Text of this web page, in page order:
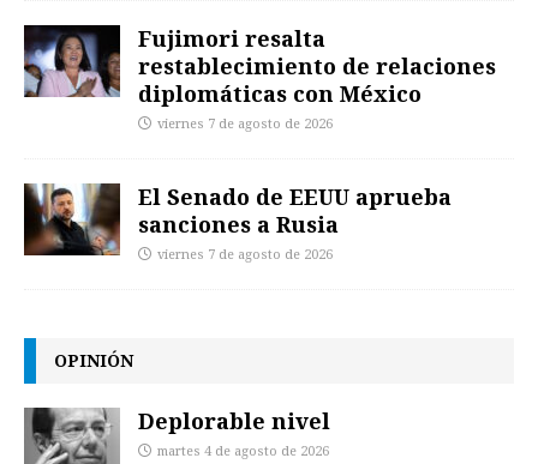
Fujimori resalta
restablecimiento de relaciones
diplomáticas con México
viernes 7 de agosto de 2026
El Senado de EEUU aprueba
sanciones a Rusia
viernes 7 de agosto de 2026
OPINIÓN
Deplorable nivel
martes 4 de agosto de 2026